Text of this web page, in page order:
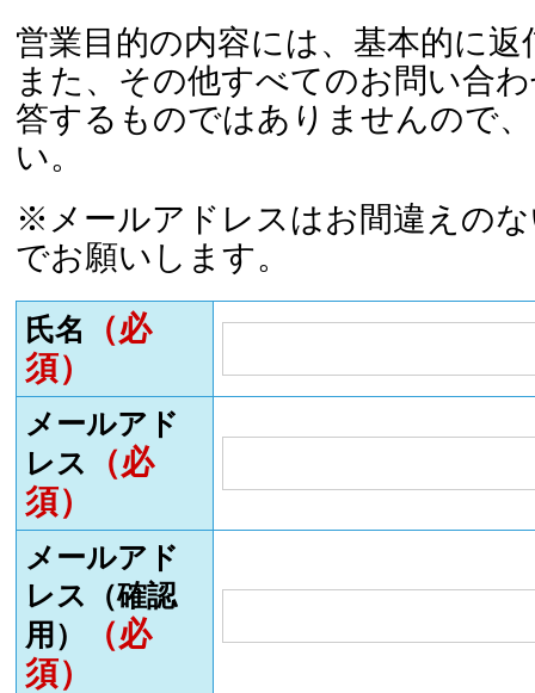
営業目的の内容には、基本的に
また、その他すべてのお問い合
答するものではありませんので
い。
※メールアドレスはお間違えの
でお願いします。
氏名
（必
須）
メールアド
レス
（必
須）
メールアド
レス（確認
用）
（必
須）